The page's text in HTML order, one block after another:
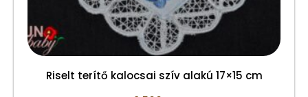
Riselt terítő kalocsai szív alakú 17×15 cm